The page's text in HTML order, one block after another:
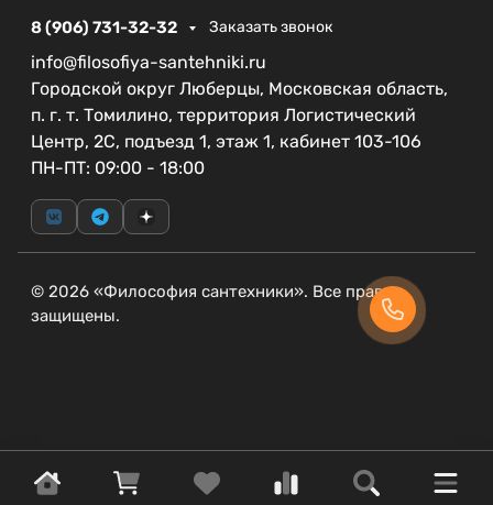
8 (906) 731-32-32 Заказать звонок
info@filosofiya-santehniki.ru
Городской округ Люберцы, Московская область,
п. г. т. Томилино, территория Логистический
Центр, 2С, подъезд 1, этаж 1, кабинет 103-106
ПН-ПТ: 09:00 - 18:00
© 2026 «Философия сантехники». Все права
защищены.